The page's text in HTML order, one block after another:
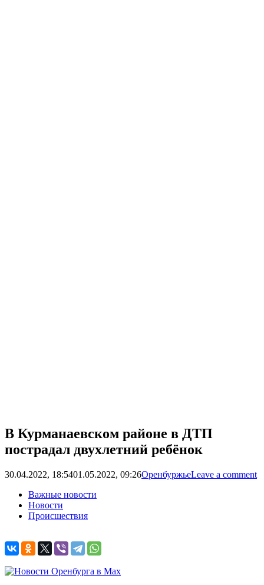
В Курманаевском районе в ДТП
пострадал двухлетний ребёнок
30.04.2022, 18:5401.05.2022, 09:26ОренбуржьеLeave a comment
Важные новости
Новости
Происшествия